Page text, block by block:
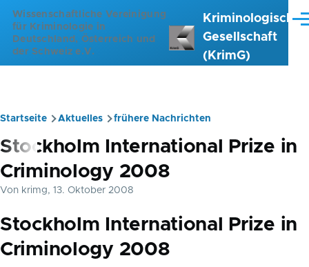
Direkt zum Inhalt
Wissenschaftliche Vereinigung
für Kriminologie in
Deutschland, Österreich und
der Schweiz e.V.
Kriminologische
Gesellschaft
(KrimG)
Pfadnavigation
Startseite Aktuelles frühere Nachrichten
Stockholm International Prize in
Criminology 2008
Von krimg, 13. Oktober 2008
Stockholm International Prize in
Criminology 2008